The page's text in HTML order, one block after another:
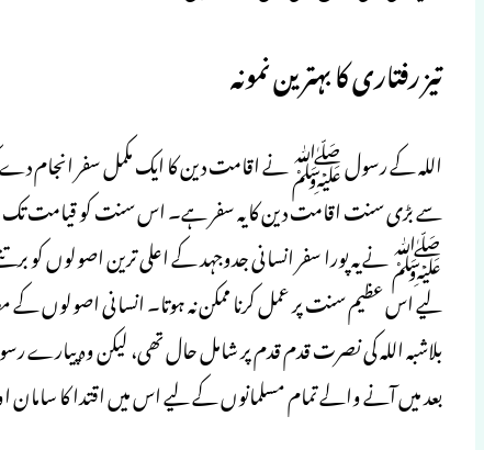
تیز رفتاری کا بہترین نمونہ
اللہ کے رسول ﷺ نے اقامت دین کا ایک مکمل سفر انجام
سے بڑی سنت اقامت دین کا یہ سفر ہے۔ اس سنت کو قیامت تک
ﷺ نے یہ پورا سفر انسانی جدوجہد کے اعلی ترین اصولوں کو
لیے اس عظیم سنت پر عمل کرنا ممکن نہ ہوتا۔ انسانی اصولوں کے
بلاشبہ اللہ کی نصرت قدم قدم پر شامل حال تھی، لیکن
بعد میں آنے والے تمام مسلمانوں کے لیے اس میں اقتدا کا